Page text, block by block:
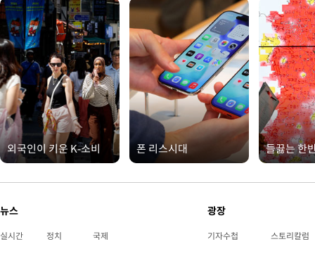
외국인이 키운 K-소비 폰 리스시대 들끓는 한
뉴스
실시간 정치 국제
광장
기자수첩 스토리칼럼